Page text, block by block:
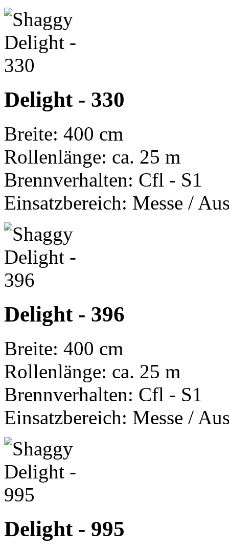
Delight - 330
Breite: 400 cm
Rollenlänge: ca. 25 m
Brennverhalten: Cfl - S1
Einsatzbereich: Messe /
Delight - 396
Breite: 400 cm
Rollenlänge: ca. 25 m
Brennverhalten: Cfl - S1
Einsatzbereich: Messe /
Delight - 995